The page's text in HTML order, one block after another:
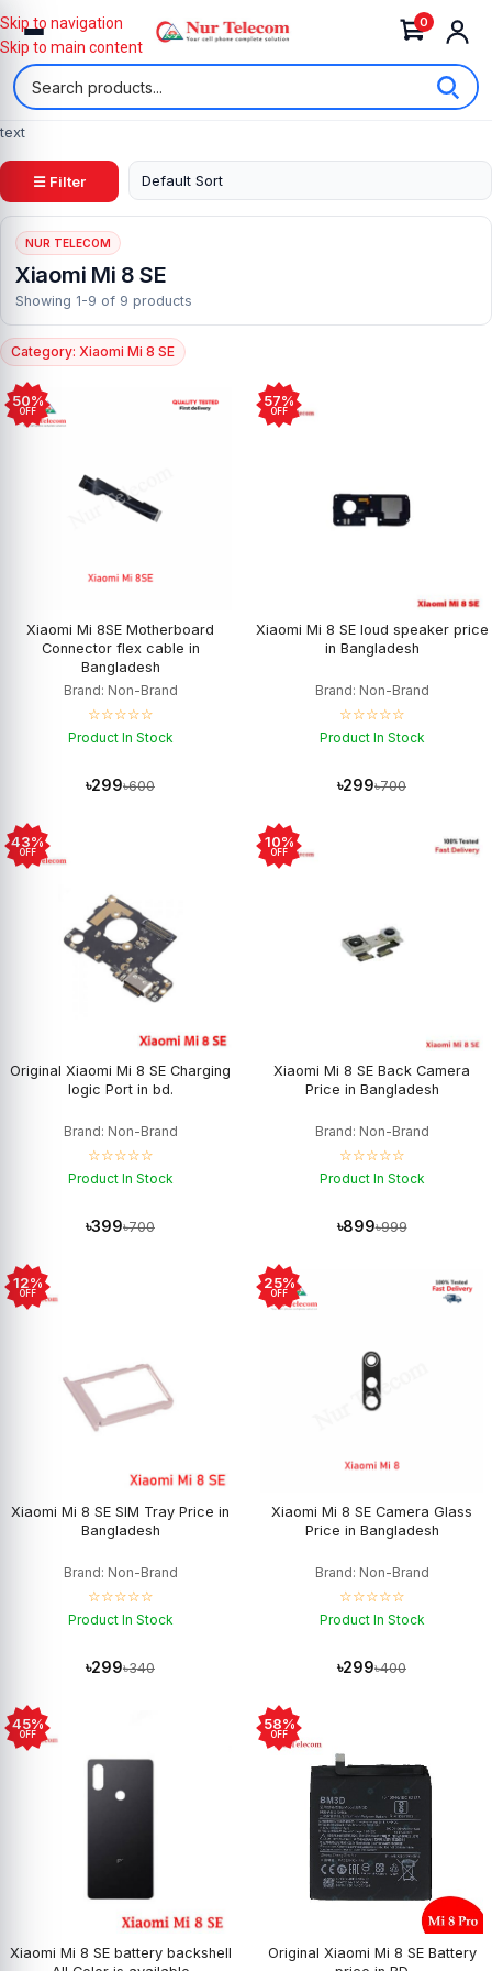
0
Skip to navigation
Skip to main content
text
☰ Filter
NUR TELECOM
Xiaomi Mi 8 SE
Showing 1-9 of 9 products
Category: Xiaomi Mi 8 SE
50%
OFF
Xiaomi Mi 8SE Motherboard
Connector flex cable in
Bangladesh
Brand: Non-Brand
☆☆☆☆☆
Product In Stock
৳299৳600
57%
OFF
Xiaomi Mi 8 SE loud speaker price
in Bangladesh
Brand: Non-Brand
☆☆☆☆☆
Product In Stock
৳299৳700
43%
OFF
Original Xiaomi Mi 8 SE Charging
logic Port in bd.
Brand: Non-Brand
☆☆☆☆☆
Product In Stock
৳399৳700
10%
OFF
Xiaomi Mi 8 SE Back Camera
Price in Bangladesh
Brand: Non-Brand
☆☆☆☆☆
Product In Stock
৳899৳999
12%
OFF
Xiaomi Mi 8 SE SIM Tray Price in
Bangladesh
Brand: Non-Brand
☆☆☆☆☆
Product In Stock
৳299৳340
25%
OFF
Xiaomi Mi 8 SE Camera Glass
Price in Bangladesh
Brand: Non-Brand
☆☆☆☆☆
Product In Stock
৳299৳400
45%
OFF
Xiaomi Mi 8 SE battery backshell
58%
OFF
Original Xiaomi Mi 8 SE Battery